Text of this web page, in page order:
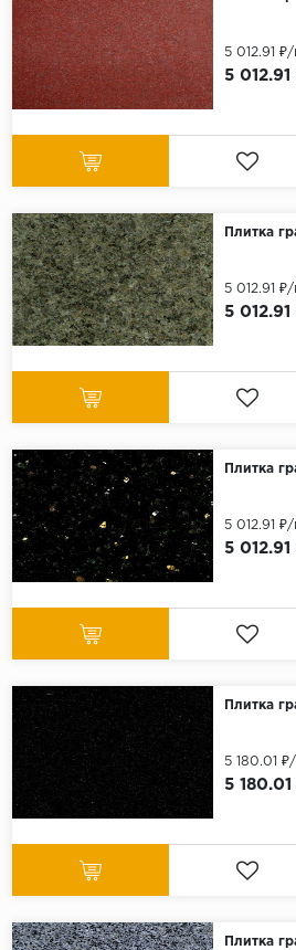
5
5 012.91
Плитка
5
5 012.91
Плитка
5
5 012.91
Плитка
5
5 180.01
Плитка